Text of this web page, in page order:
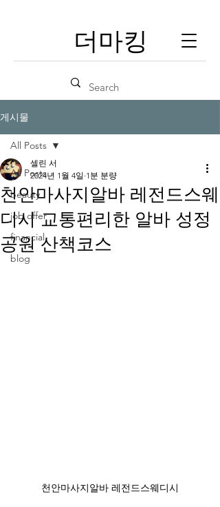
​더마킹
게시물
All Posts
beauty
job offer
financial
blog
All Posts
천안마사지알바 레전드스웨
디시 교통편리한 알바 성정
공원 산책코스
셀린 서
2024년 1월 4일 1분 분량
천안마사지알바 레전드스웨디시